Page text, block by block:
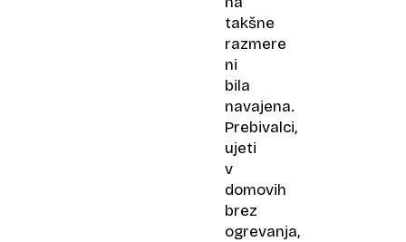
takšne
razmere
ni
bila
navajena.
Prebivalci,
ujeti
v
domovih
brez
ogrevanja,